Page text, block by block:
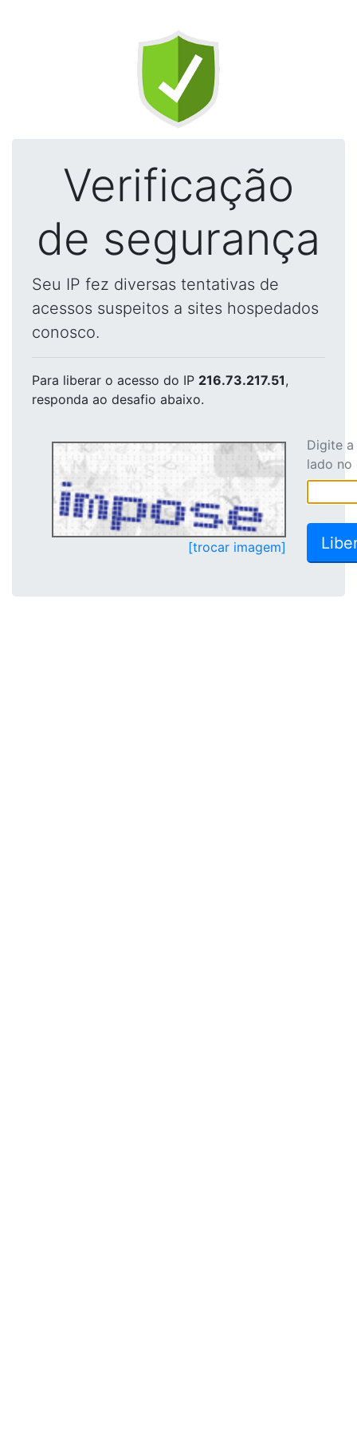
Verificação
de segurança
Seu IP fez diversas tentativas de
acessos suspeitos a sites hospedados
conosco.
Para liberar o acesso do IP 216.73.217.51,
responda ao desafio abaixo.
[trocar imagem]
Digite
lado no